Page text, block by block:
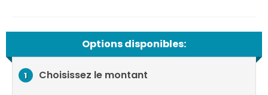
Options disponibles:
1 Choisissez le montant